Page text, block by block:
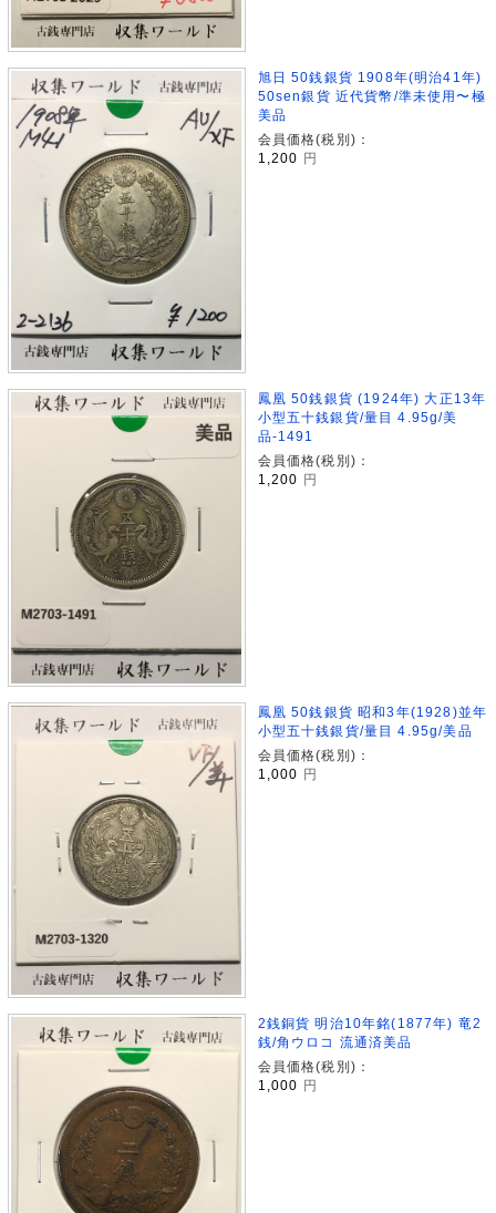
旭日 50銭銀貨 1908年(明治41年)
50sen銀貨 近代貨幣/準未使用〜極
美品
会員価格(税別)：
1,200 円
鳳凰 50銭銀貨 (1924年) 大正13年
小型五十銭銀貨/量目 4.95g/美
品-1491
会員価格(税別)：
1,200
円
鳳凰 50銭銀貨 昭和3年(1928)並年
小型五十銭銀貨/量目 4.95g/美品
会員価格(税別)：
1,000 円
2銭銅貨 明治10年銘(1877年) 竜2
銭/角ウロコ 流通済美品
会員価格(税別)：
1,000
円